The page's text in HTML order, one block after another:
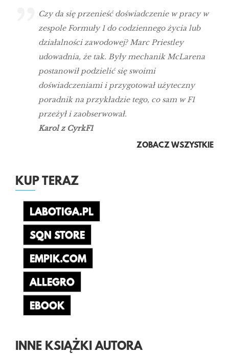
Czy da się przenieść doświadczenie w pracy w
zespole Formuły 1 do codziennego życia lub
działalności zawodowej? Marc Priestley
udowadnia, że tak. Były mechanik McLarena
postanowił podzielić się swoimi
doświadczeniami i przygotował użyteczny
poradnik na przykładzie tego, co sam w F1
przeżył i zaobserwował.
Karol z CyrkF1
ZOBACZ WSZYSTKIE
KUP TERAZ
LABOTIGA.PL
SQN STORE
EMPIK.COM
ALLEGRO
EBOOK
INNE KSIĄŻKI AUTORA